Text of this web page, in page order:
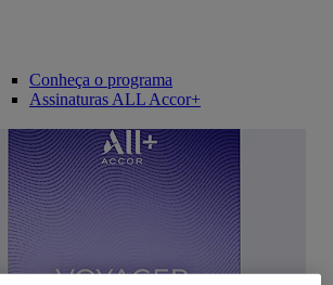
Conheça o programa
Assinaturas ALL Accor+